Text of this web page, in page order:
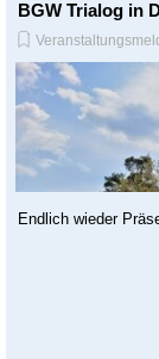
BGW Trialog in
Endlich wieder